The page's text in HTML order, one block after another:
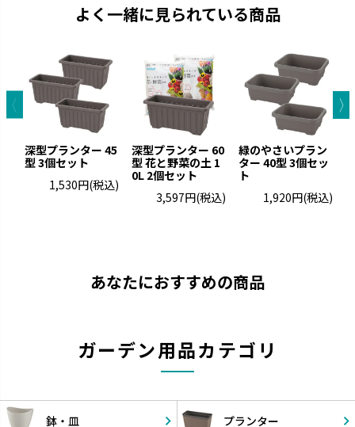
よく一緒に見られている商品
深型プランター 45
型 3個セット
1,530円(税込)
深型プランター 60
型 花と野菜の土 1
0L 2個セット
3,597円(税込)
緑のやさいプラン
ター 40型 3個セッ
ト
1,920円(税込)
あなたにおすすめの商品
ガーデン用品カテゴリ
鉢・皿 プランター